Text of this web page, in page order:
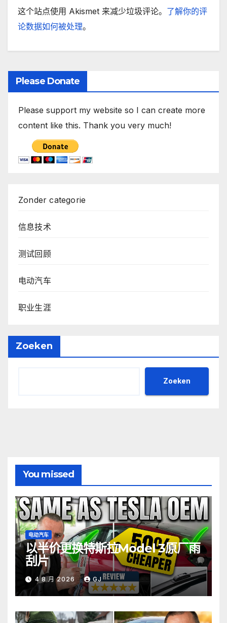
这个站点使用 Akismet 来减少垃圾评论。 了解你的评
论数据如何被处理。
Please Donate
Please support my website so I can create more
content like this. Thank you very much!
Zonder categorie
信息技术
测试回顾
电动汽车
职业生涯
Zoeken
Zoeken
You missed
电动汽车
以半价更换特斯拉Model 3原厂雨
刮片
4 8 月 2026 GJ